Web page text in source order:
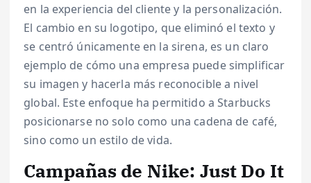
en la experiencia del cliente y la personalización.
El cambio en su logotipo, que eliminó el texto y
se centró únicamente en la sirena, es un claro
ejemplo de cómo una empresa puede simplificar
su imagen y hacerla más reconocible a nivel
global. Este enfoque ha permitido a Starbucks
posicionarse no solo como una cadena de café,
sino como un estilo de vida.
Campañas de Nike: Just Do It